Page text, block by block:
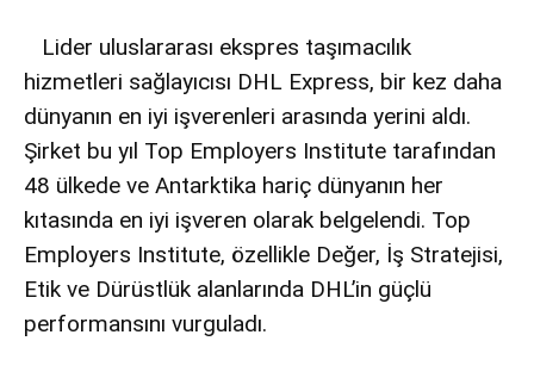
Lider uluslararası ekspres taşımacılık
hizmetleri sağlayıcısı DHL Express, bir kez daha
dünyanın en iyi işverenleri arasında yerini aldı.
Şirket bu yıl Top Employers Institute tarafından
48 ülkede ve Antarktika hariç dünyanın her
kıtasında en iyi işveren olarak belgelendi. Top
Employers Institute, özellikle Değer, İş Stratejisi,
Etik ve Dürüstlük alanlarında DHL’in güçlü
performansını vurguladı.